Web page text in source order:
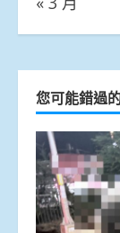
您可能錯過